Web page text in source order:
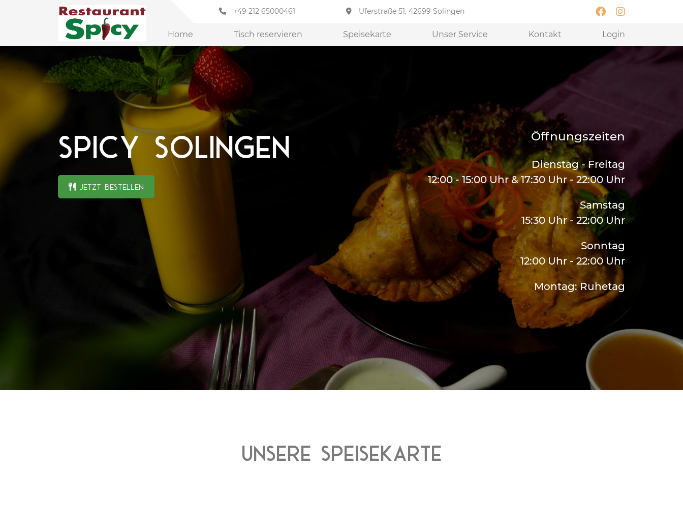
+49 212 65000461 Uferstraße 51, 42699 Solingen
Home Tisch reservieren Speisekarte Unser Service Kontakt Login
Spicy Solingen
Jetzt Bestellen
Öffnungszeiten
Dienstag - Freitag
12:00 - 15:00 Uhr & 17:30 Uhr - 22:00 Uhr
Samstag
15:30 Uhr - 22:00 Uhr
Sonntag
12:00 Uhr - 22:00 Uhr
Montag: Ruhetag
Unsere Speisekarte